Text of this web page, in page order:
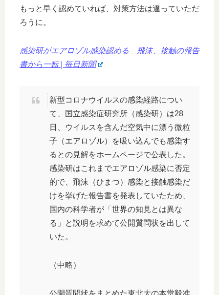
もっと早く認めていれば、対策方法は違っていただ
ろうに。
感染研がエアロゾル感染認める 飛沫、接触の報告
書から一転 | 毎日新聞
新型コロナウイルスの感染経路につい
て、国立感染症研究所（感染研）は28
日、ウイルスを含んだ空気中に漂う微粒
子（エアロゾル）を吸い込んでも感染す
るとの見解をホームページで公表した。
感染研はこれまでエアロゾル感染に否定
的で、飛沫（ひまつ）感染と接触感染だ
けを挙げた報告書を発表していたため、
国内の科学者が「世界の知見とは異な
る」と説明を求めて公開質問状を出して
いた。
（中略）
公開質問状をまとめた東北大の本堂毅准